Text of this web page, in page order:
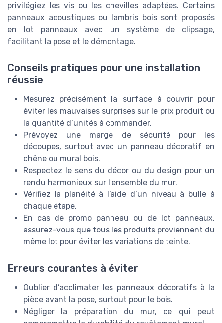
privilégiez les vis ou les chevilles adaptées. Certains
panneaux acoustiques ou lambris bois sont proposés
en lot panneaux avec un système de clipsage,
facilitant la pose et le démontage.
Conseils pratiques pour une installation
réussie
Mesurez précisément la surface à couvrir pour
éviter les mauvaises surprises sur le prix produit ou
la quantité d’unités à commander.
Prévoyez une marge de sécurité pour les
découpes, surtout avec un panneau décoratif en
chêne ou mural bois.
Respectez le sens du décor ou du design pour un
rendu harmonieux sur l’ensemble du mur.
Vérifiez la planéité à l’aide d’un niveau à bulle à
chaque étape.
En cas de promo panneau ou de lot panneaux,
assurez-vous que tous les produits proviennent du
même lot pour éviter les variations de teinte.
Erreurs courantes à éviter
Oublier d’acclimater les panneaux décoratifs à la
pièce avant la pose, surtout pour le bois.
Négliger la préparation du mur, ce qui peut